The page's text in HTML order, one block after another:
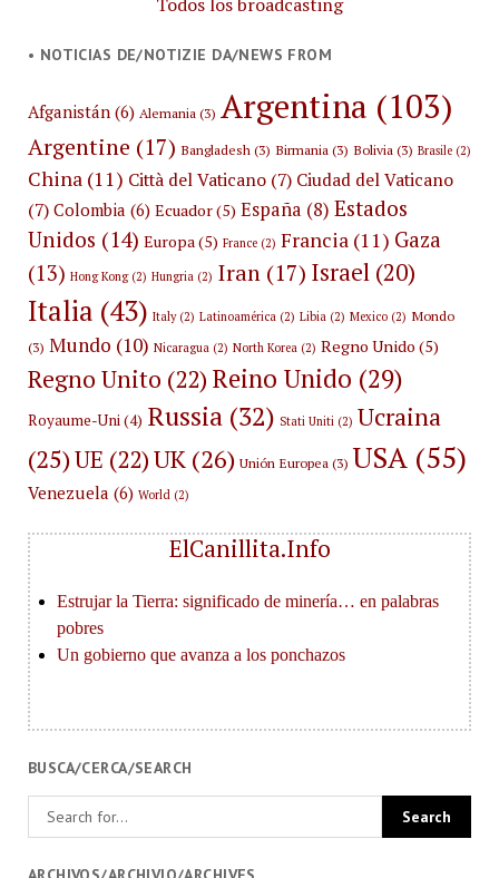
• NOTICIAS DE/NOTIZIE DA/NEWS FROM
Afganistán(6) Alemania (3) Argentina (103)
Argentine (17) Bangladesh (3) Birmania (3) Bolivia (3) Brasile(2)
China(11) Città del Vaticano(7) Ciudad del Vaticano
(7) Colombia (6) Ecuador(5) España (8) Estados
Unidos (14) Europa(5) France(2) Francia(11) Gaza
(13) Hong Kong(2) Hungria(2) Iran(17) Israel(20)
Italia (43) Italy(2) Latinoamérica(2) Libia(2) Mexico(2) Mondo
(3) Mundo (10) Nicaragua(2) North Korea(2) Regno Unido (5)
Regno Unito (22) Reino Unido (29)
Royaume-Uni(4) Russia(32) Stati Uniti(2) Ucraina
(25)UE (22)UK(26) Unión Europea (3) USA(55)
Venezuela (6) World(2)
ElCanillita.Info
BUSCA/CERCA/SEARCH